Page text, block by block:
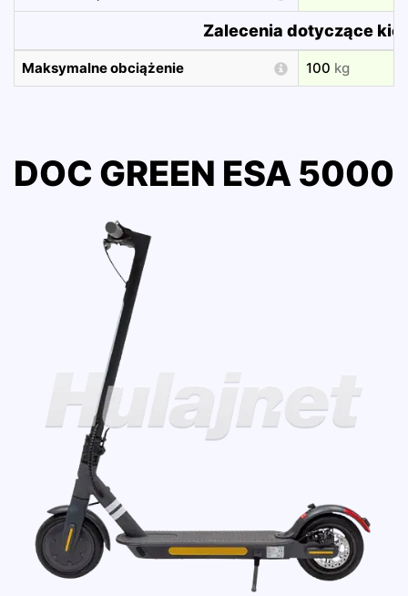
Zalecenia dotyczące
Maksymalne obciążenie 100 kg
DOC GREEN ESA 5000